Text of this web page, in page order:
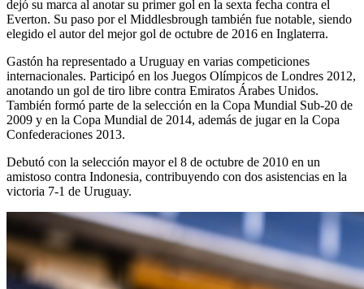
dejó su marca al anotar su primer gol en la sexta fecha contra el
Everton. Su paso por el Middlesbrough también fue notable, siendo
elegido el autor del mejor gol de octubre de 2016 en Inglaterra.
Gastón ha representado a Uruguay en varias competiciones
internacionales. Participó en los Juegos Olímpicos de Londres 2012,
anotando un gol de tiro libre contra Emiratos Árabes Unidos.
También formó parte de la selección en la Copa Mundial Sub-20 de
2009 y en la Copa Mundial de 2014, además de jugar en la Copa
Confederaciones 2013.
Debutó con la selección mayor el 8 de octubre de 2010 en un
amistoso contra Indonesia, contribuyendo con dos asistencias en la
victoria 7-1 de Uruguay.